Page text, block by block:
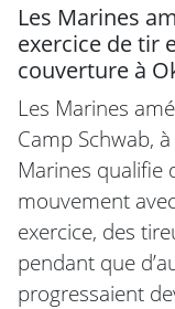
Les Marines
exercice de tir
couverture à
Les Marines
Camp Schwab,
Marines qualifie
mouvement
exercice, des
pendant que
progressaient